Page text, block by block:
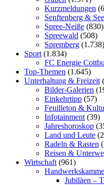
Kurzmeldungen
Senftenberg &
Spree-Neiße (830)
Spreewald (508)
Spremberg (1.738)
Sport (1.834)
FC Energie
Top-Themen (1.645)
Unterhaltung & Freizeit
Bilder-Galerien
Einkehrtipp (57)
Feuilleton &
Infotainment (39)
Jahreshoroskop
Land und Leute
Radeln & Rasten
Reisen &
Wirtschaft (961)
Jubiläen –